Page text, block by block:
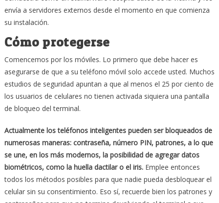
envía a servidores externos desde el momento en que comienza
su instalación.
Cómo protegerse
Comencemos por los móviles. Lo primero que debe hacer es
asegurarse de que a su teléfono móvil solo accede usted. Muchos
estudios de seguridad apuntan a que al menos el 25 por ciento de
los usuarios de celulares no tienen activada siquiera una pantalla
de bloqueo del terminal.
Actualmente los teléfonos inteligentes pueden ser bloqueados de
numerosas maneras: contraseña, número PIN, patrones, a lo que
se une, en los más modernos, la posibilidad de agregar datos
biométricos, como la huella dactilar o el iris.Emplee entonces
todos los métodos posibles para que nadie pueda desbloquear el
celular sin su consentimiento. Eso sí, recuerde bien los patrones y